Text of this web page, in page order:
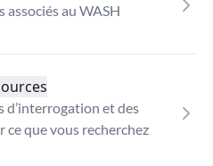
associés au WASH
d’interrogation et des
que vous recherchez